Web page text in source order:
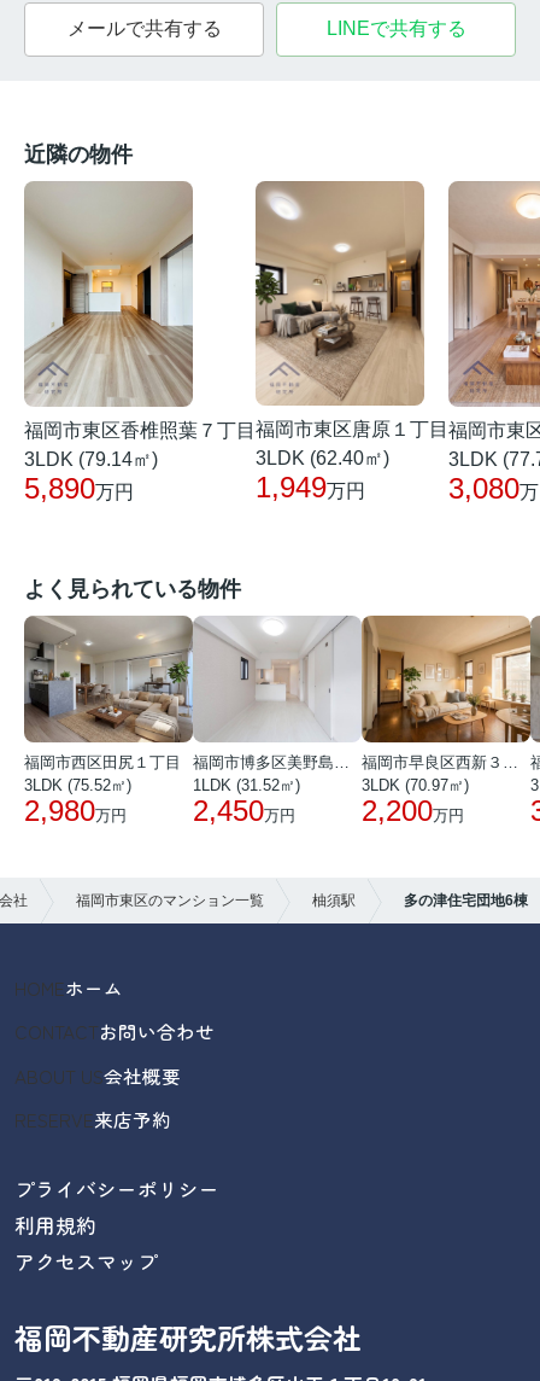
メールで共有する LINEで共有する
近隣の物件
福岡市東区香椎照葉７丁目
3LDK (79.14㎡)
5,890万円
福岡市東区唐原１丁目
3LDK (62.40㎡)
1,949万円
福岡市東
3LDK
3,080
よく見られている物件
福岡市西区田尻１丁目
3LDK (75.52㎡)
2,980万円
福岡市博多区美野島３丁目
1LDK (31.52㎡)
2,450万円
福岡市早良区西新３丁目
3LDK (70.97㎡)
2,200万円
社 福岡市東区のマンション一覧 柚須駅 多の津住宅団地6棟
HOMEホーム
CONTACTお問い合わせ
ABOUT US会社概要
RESERVE来店予約
プライバシーポリシー
利用規約
アクセスマップ
福岡不動産研究所株式会社